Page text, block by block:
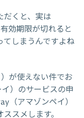
だくと、実は
効期限が切れると
てしまうんですよね
が使えない件でお
）のサービスの申
（アマゾンペイ）
スメします。